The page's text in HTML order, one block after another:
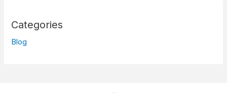
Categories
Blog